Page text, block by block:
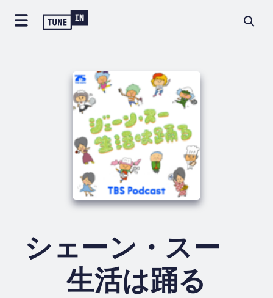
シェーン・スー
生活は踊る